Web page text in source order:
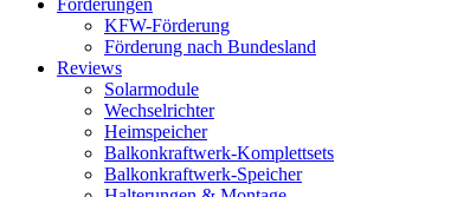
Förderungen
KFW-Förderung
Förderung nach Bundesland
Reviews
Solarmodule
Wechselrichter
Heimspeicher
Balkonkraftwerk-Komplettsets
Balkonkraftwerk-Speicher